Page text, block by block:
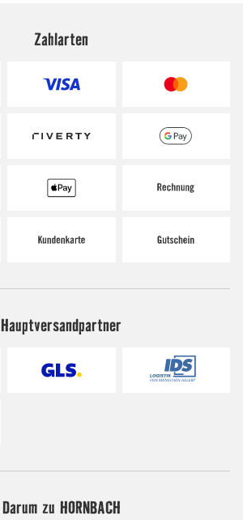
Zahlarten
Hauptversandpartner
Darum zu HORNBACH